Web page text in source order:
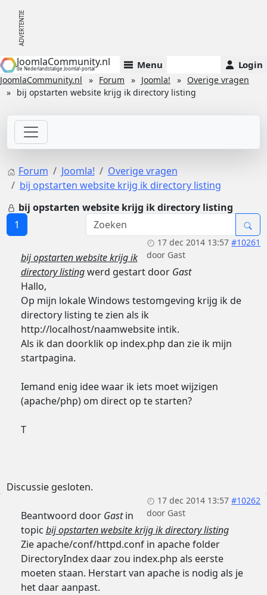
JoomlaCommunity.nl
de Nederlandstalige Joomla!-portal Menu Login
JoomlaCommunity.nl Forum Joomla!
Overige vragen
bij opstarten website krijg ik directory listing
Forum Joomla!
Overige vragen
bij opstarten website krijg ik directory listing
bij opstarten website krijg ik directory listing
1
17 dec 2014 13:57 #10261
door Gast
bij opstarten website krijg ik
directory listingwerd gestart door Gast
Hallo,
Op mijn lokale Windows testomgeving krijg ik de
directory listing te zien als ik
http://localhost/naamwebsite intik.
Als ik dan doorklik op index.php dan zie ik mijn
startpagina.
Iemand enig idee waar ik iets moet wijzigen
(apache/php) om direct op te starten?
T
Discussie gesloten.
17 dec 2014 13:57 #10262
door Gast
Beantwoord door Gastin
topic bij opstarten website krijg ik directory listing
Zie apache/conf/httpd.conf in apache folder
DirectoryIndex daar zou index.php als eerste
moeten staan. Herstart van apache is nodig als je
het daar aanpast.